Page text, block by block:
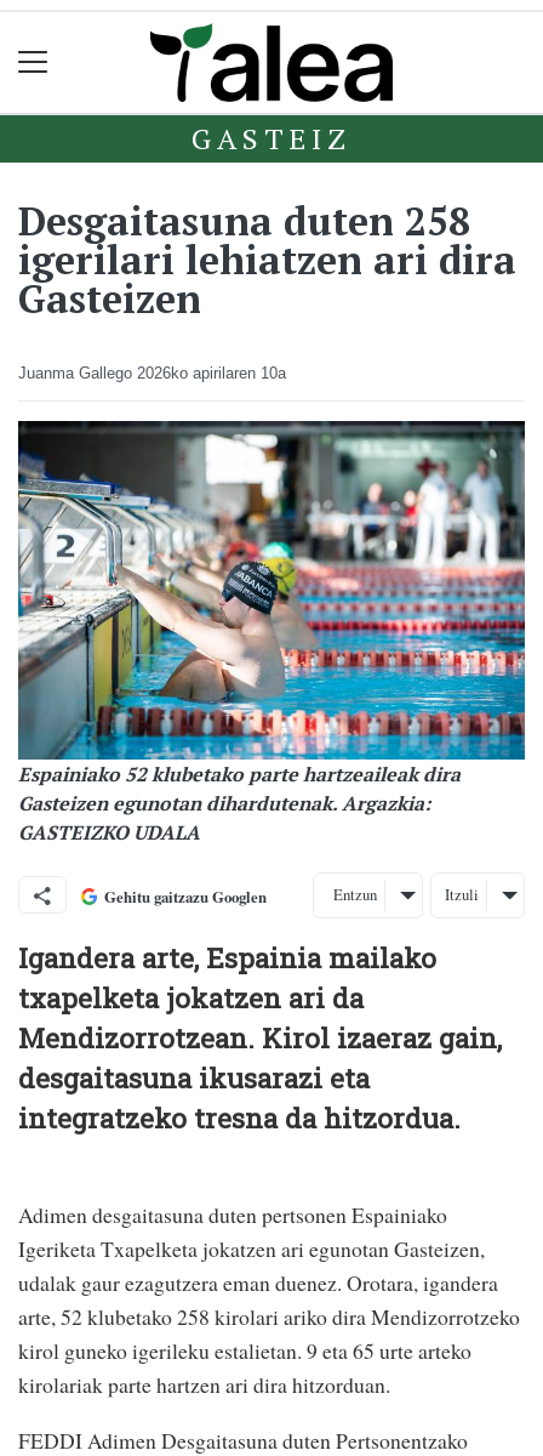
GASTEIZ
Desgaitasuna duten 258
igerilari lehiatzen ari dira
Gasteizen
Juanma Gallego 2026ko apirilaren 10a
Espainiako 52 klubetako parte hartzeaileak dira
Gasteizen egunotan dihardutenak. Argazkia:
GASTEIZKO UDALA
Gehitu gaitzazu Googlen Entzun Itzuli
Igandera arte, Espainia mailako
txapelketa jokatzen ari da
Mendizorrotzean. Kirol izaeraz gain,
desgaitasuna ikusarazi eta
integratzeko tresna da hitzordua.
Adimen desgaitasuna duten pertsonen Espainiako
Igeriketa Txapelketa jokatzen ari egunotan Gasteizen,
udalak gaur ezagutzera eman duenez. Orotara, igandera
arte, 52 klubetako 258 kirolari ariko dira Mendizorrotzeko
kirol guneko igerileku estalietan. 9 eta 65 urte arteko
kirolariak parte hartzen ari dira hitzorduan.
FEDDI Adimen Desgaitasuna duten Pertsonentzako